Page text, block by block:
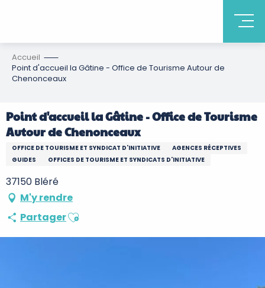
Accueil
Point d'accueil la Gâtine - Office de Tourisme Autour de
Chenonceaux
Point d'accueil la Gâtine - Office de Tourisme
Autour de Chenonceaux
OFFICE DE TOURISME ET SYNDICAT D'INITIATIVE
AGENCES RÉCEPTIVES
GUIDES
OFFICES DE TOURISME ET SYNDICATS D'INITIATIVE
37150 Bléré
M'y rendre
PartagerAjouter aux favoris